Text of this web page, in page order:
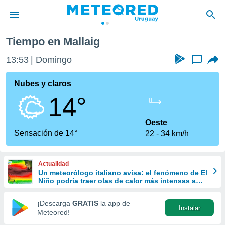
de
ha
calidad.
a este
las
y
forma
digital
basada
Tiempo en Mallaig
13:53 Domingo ...
Nubes y claros
14°
Sensación de 14°
Oeste
22
34 km/h
Actualidad
Un meteorólogo italiano avisa: el fenómeno de El
Niño podría traer olas de calor más intensas a
¡Descarga GRATIS la app de
Meteored!
Instalar